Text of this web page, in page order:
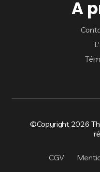
A
©Copyright 2026
CGV